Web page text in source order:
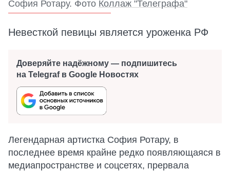
София Ротару. Фото Коллаж "Телеграфа"
Невесткой певицы является уроженка РФ
Доверяйте надёжному — подпишитесь
на Telegraf в Google Новостях
Легендарная артистка София Ротару, в
последнее время крайне редко появляющаяся в
медиапространстве и соцсетях, прервала